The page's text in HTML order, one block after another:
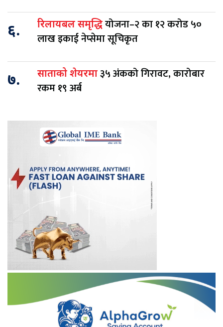
६. रिलायबल समृद्धियोजना–२ का १२ करोड ५०
लाख इकाई नेप्सेमा सूचिकृत
७. साताको शेयरमा३५ अंकको गिरावट, कारोबार
रकम १९ अर्ब